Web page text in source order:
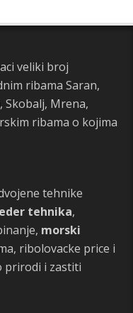
veliki broj
ribama Saran,
Skobalj, Mrena,
ribama o kojima
tehnike
tehnika,
morski
ribolovacke price i
prirodi i zastiti